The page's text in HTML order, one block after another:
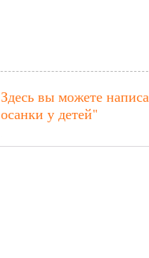
Здесь вы можете
осанки у детей"